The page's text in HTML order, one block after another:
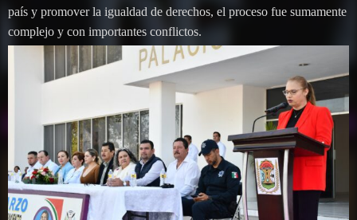
país y promover la igualdad de derechos, el proceso fue sumamente
complejo y con importantes conflictos.